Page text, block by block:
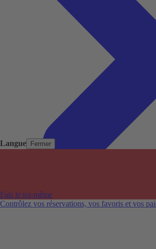
Langue Fermer
Fais le toi-même
Contrôlez vos réservations, vos favoris et vos
Aéroports populaires
Villes populaires
Australie